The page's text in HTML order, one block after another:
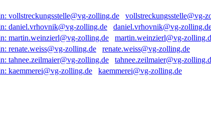
vollstreckungsstelle@vg-
daniel.vrhovnik@vg-
martin.weinzierl@vg-
renate.weiss@vg-zolling.de
tahnee.zeilmaier@vg-
kaemmerei@vg-zolling.de